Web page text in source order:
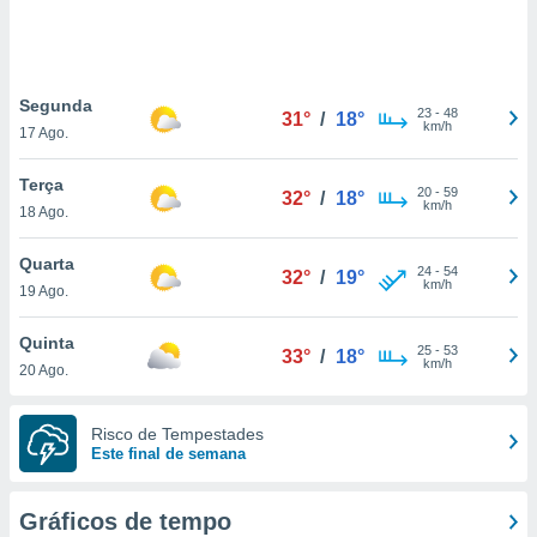
nós e
únicos
para
e
este sitio
IP e
possam
com
Segunda
17 Ago.
31° / 18° 23- 48
km/h
Terça
18 Ago.
32° / 18° 20- 59
km/h
Quarta
19 Ago.
32° / 19° 24- 54
km/h
Quinta
20 Ago.
33° / 18° 25- 53
km/h
Risco de Tempestades
Este final de semana
Gráficos de tempo